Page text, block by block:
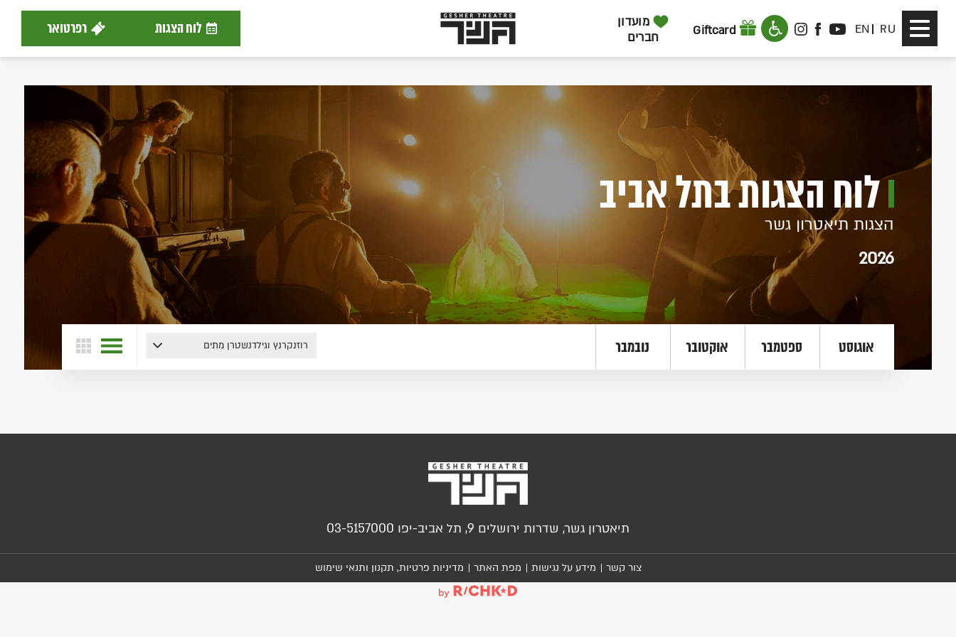
דלג לסרגל הניווט
דלג לתוכן
Toggle
navigation
RU
EN
Giftcard
מועדון
חברים
תיאטרון
גשר,
הצגות
בתל
לוח הצגות רפרטואר
לוח הצגות בתל אביב
הצגות תיאטרון גשר
2026
אוגוסט ספטמבר אוקטובר נובמבר רוזנקרנץ וגילדנשטרן מתים
הצג
הצג
תיאטרון גשר, שדרות ירושלים 9, תל אביב-יפו 03-5157000
צור קשר מידע על נגישות מפת האתר מדיניות פרטיות, תקנון ותנאי שימוש